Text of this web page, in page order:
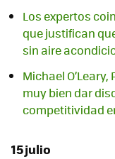
Los expertos
que justifican
sin aire
Michael O’Leary,
muy bien dar
competitividad
15 julio